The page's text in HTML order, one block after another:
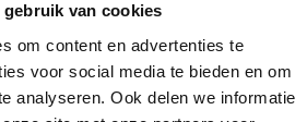
gebruik van cookies
om content en advertenties te
voor social media te bieden en om
analyseren. Ook delen we informatie